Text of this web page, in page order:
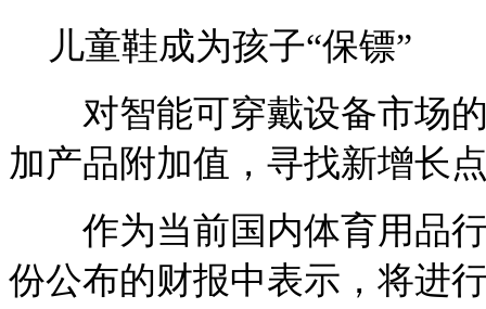
儿童鞋成为孩子“保镖”
对智能可穿戴设备市场的
加产品附加值，寻找新增长
作为当前国内体育用品行
份公布的财报中表示，将进